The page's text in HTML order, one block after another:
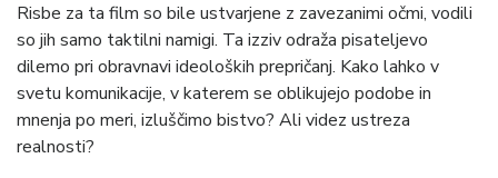
Risbe za ta film so bile ustvarjene z zavezanimi očmi, vodili
so jih samo taktilni namigi. Ta izziv odraža pisateljevo
dilemo pri obravnavi ideoloških prepričanj. Kako lahko v
svetu komunikacije, v katerem se oblikujejo podobe in
mnenja po meri, izluščimo bistvo? Ali videz ustreza
realnosti?